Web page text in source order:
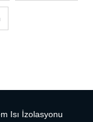
Isı İzolasyonu